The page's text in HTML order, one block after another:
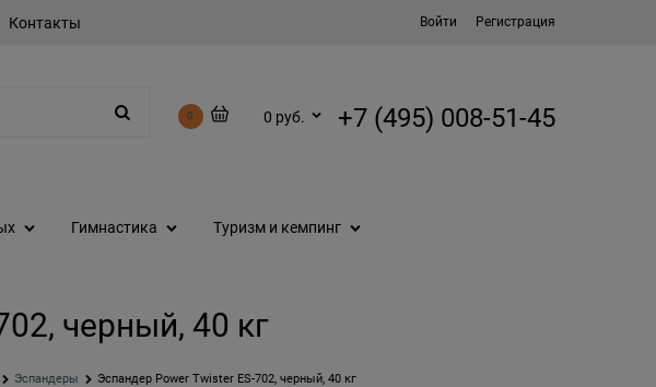
Контакты Войти Регистрация
0 0 руб. +7 (495) 008-51-45
Гимнастика Туризм и кемпинг
черный, 40 кг
Эспандеры Эспандер Power Twister ES-702, черный, 40 кг